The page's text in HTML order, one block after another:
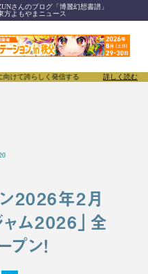
さんのブログ「博麗幻想書譜」
方よもやまニュース
く発信することで、東方Projectのみなら
詳しく読む
ン2026年2月
ャム2026」全
ン！